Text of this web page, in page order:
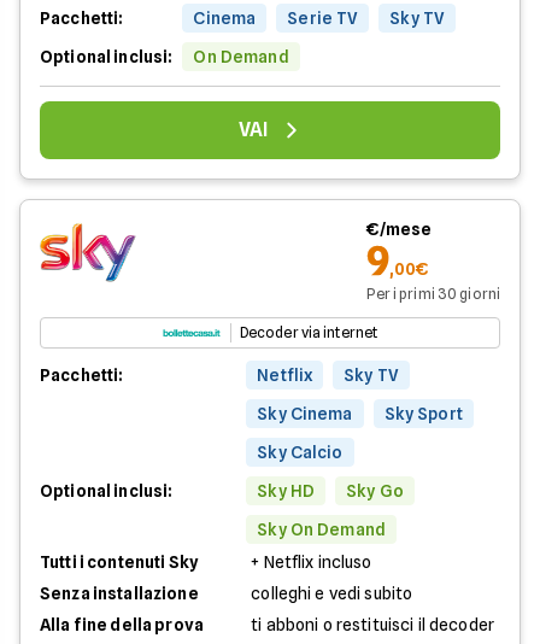
Pacchetti: Cinema Serie TV
Sky TV
Optional inclusi:
On Demand
VAI
€/mese
9,00€
Per i primi 30 giorni
Decoder via internet
Pacchetti: Netflix
Sky TV
Sky Cinema
Sky Sport
Sky Calcio
Optional inclusi:
Sky HD
Sky Go
Sky On Demand
Tutti i contenuti Sky
+ Netflix incluso
Senza installazione
colleghi e vedi subito
Alla fine della prova
ti abboni o restituisci il decoder